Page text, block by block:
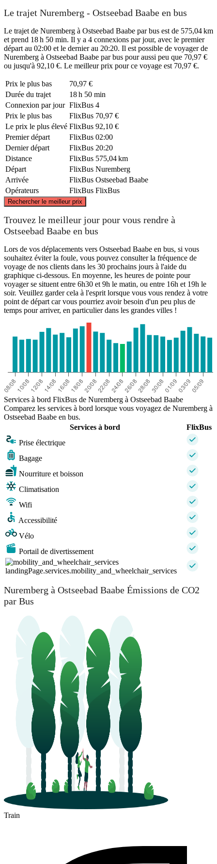
Le trajet Nuremberg - Ostseebad Baabe en bus
Le trajet de Nuremberg à Ostseebad Baabe par bus est de 575,04 km
et prend 18 h 50 min. Il y a 4 connexions par jour, avec le premier
départ au 02:00 et le dernier au 20:20. Il est possible de voyager de
Nuremberg à Ostseebad Baabe par bus pour aussi peu que 70,97 €
ou jusqu'à 92,10 €. Le meilleur prix pour ce voyage est 70,97 €.
Prix ​​le plus bas
70,97 €
Durée du trajet
18 h 50 min
Connexion par jour FlixBus 4
Prix ​​le plus bas
FlixBus 70,97 €
Le prix le plus élevé FlixBus 92,10 €
Premier départ
FlixBus 02:00
Dernier départ
FlixBus 20:20
Distance
FlixBus 575,04 km
Départ
FlixBus Nuremberg
Arrivée
FlixBus Ostseebad Baabe
Opérateurs
FlixBus FlixBus
Rechercher le meilleur prix
Nuremberg
©CARTO
Trouvez le meilleur jour pour vous rendre à
Ostseebad Baabe en bus
Lors de vos déplacements vers Ostseebad Baabe en bus, si vous
souhaitez éviter la foule, vous pouvez consulter la fréquence de
voyage de nos clients dans les 30 prochains jours à l'aide du
graphique ci-dessous. En moyenne, les heures de pointe pour
voyager se situent entre 6h30 et 9h le matin, ou entre 16h et 19h le
soir. Veuillez garder cela à l'esprit lorsque vous vous rendez à votre
point de départ car vous pourriez avoir besoin d'un peu plus de
temps pour arriver, en particulier dans les grandes villes !
Services à bord FlixBus de Nuremberg à Ostseebad Baabe
Comparez les services à bord lorsque vous voyagez de Nuremberg à
Ostseebad Baabe en bus.
Services à bord
FlixBus
Prise électrique
Bagage
Nourriture et boisson
Climatisation
Wifi
Accessibilité
Vélo
Portail de divertissement
landingPage.services.mobility_and_wheelchair_services
Nuremberg à Ostseebad Baabe Émissions de CO2
par Bus
Train